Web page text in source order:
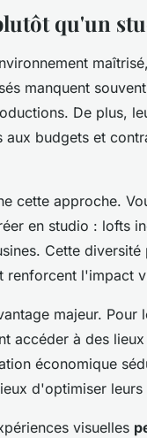
qu'un
manquent
De plus,
budgets et
cette approche.
en studio : lofts
Cette
renforcent l'impact
majeur. Pour
accéder à des
économique
d'optimiser
visuelles